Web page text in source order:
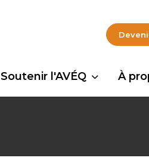
Soutenir l'AVÉQ À